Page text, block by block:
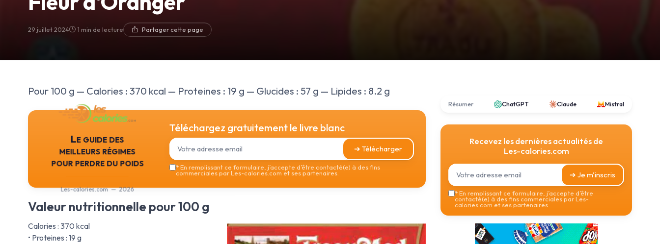
29 juillet 2024 1 min de lecture Partager cette page
Pour 100 g — Calories : 370 kcal — Proteines : 19 g — Glucides : 57 g — Lipides : 8.2 g
Le guide des
meilleurs régimes
pour perdre du poids
Les-calories.com — 2026
Téléchargez gratuitement le livre blanc
➔ Télécharger
*En remplissant ce formulaire, j’accepte d’être contacté(e) à des fins
commerciales par Les-calories.com et ses partenaires.
Valeur nutritionnelle pour 100 g
Calories : 370 kcal
• Proteines : 19 g
Résumer ChatGPT Claude Mistral
Recevez les dernières actualités de
Les-calories.com
➔ Je m'inscris
*En remplissant ce formulaire, j’accepte d’être
contacté(e) à des fins commerciales par Les-
calories.com et ses partenaires.